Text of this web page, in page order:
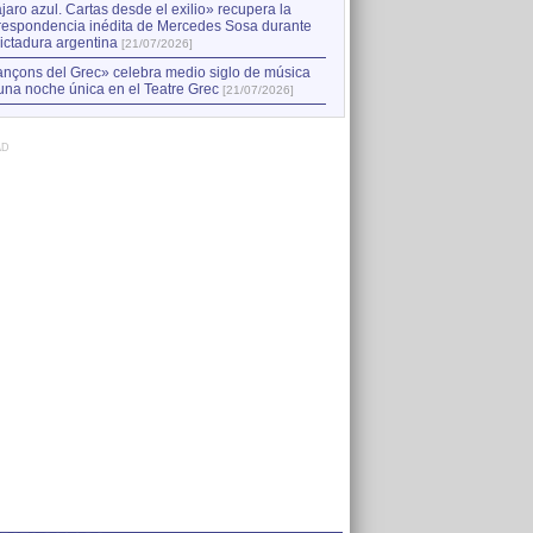
azul. Cartas desde el exilio» recupera la
inédita de Mercedes Sosa durante
argentina [21/07/2026]
del Grec» celebra medio siglo de música
noche única en el Teatre Grec [21/07/2026]